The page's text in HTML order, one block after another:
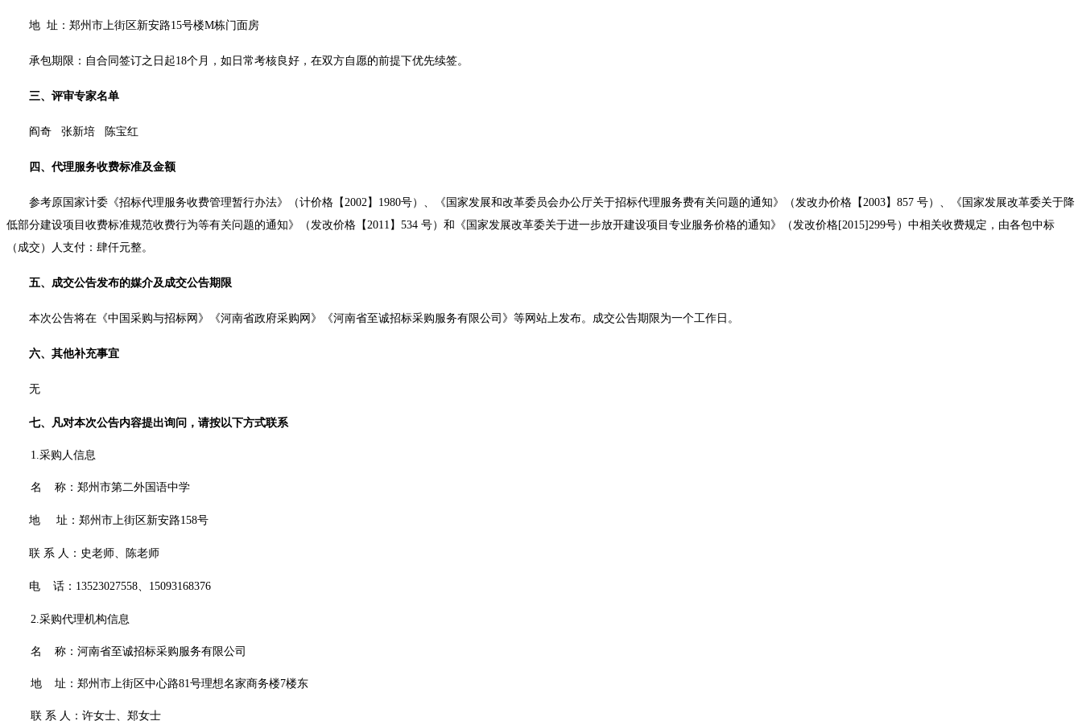
地 址：郑州市上街区新安路15号楼M栋门面房
承包期限： 自合同签订之日起18个月 ，如日常考核良好，在双方自愿的前提下优先续签。
三、评审专家名单
阎奇 张新培 陈宝红
四、代理服务收费标准及金额
参考原国家计委《招标代理服务收费管理暂行办法》（计价格【2002】1980号）、《国家发展和改革委员会办公厅关于招标代理服务费有关问题的通知》（发改办价格【2003】857 号）、《国家发展改革委关于降
低部分建设项目收费标准规范收费行为等有关问题的通知》（发改价格【2011】534 号）和《国家发展改革委关于进一步放开建设项目专业服务价格的通知》（发改价格[2015]299号）中相关收费规定，由各包中标
（成交）人支付：肆仟元整。
五、成交公告发布的媒介及成交公告期限
本次公告将在《中国采购与招标网》《河南省政府采购网》《河南省至诚招标采购服务有限公司》等网站上发布。成交公告期限为一个工作日。
六、其他补充事宜
无
七、凡对本次公告内容提出询问，请按以下方式联系
1.采购人信息
名 称： 郑州市第二外国语中学
地 址： 郑州市上街区新安路158号
联 系 人：史老师、陈老师
电 话： 13523027558、15093168376
2.采购代理机构信息
名 称： 河南省至诚招标采购服务有限公司
地 址： 郑州市上街区中心路81号理想名家商务楼7楼东
联 系 人：许女士、郑女士